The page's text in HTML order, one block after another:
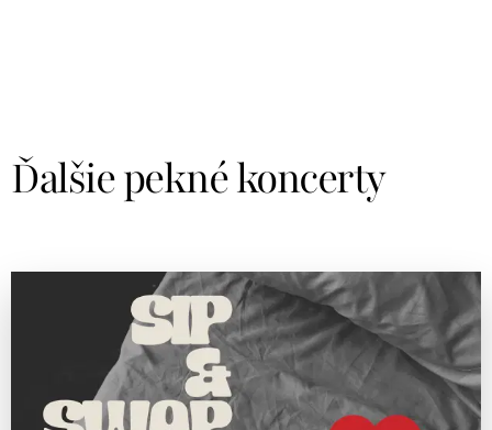
Ďalšie pekné koncerty